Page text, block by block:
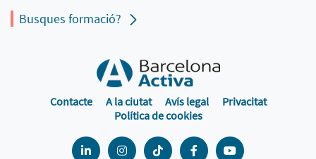
Busques formació?
Contacte A la ciutat Avís legal
Privacitat
Política de cookies